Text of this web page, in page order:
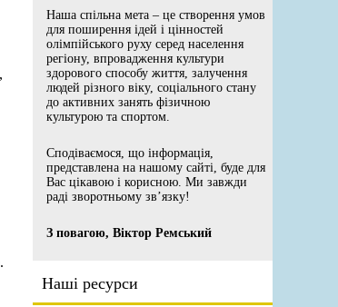
Наша спільна мета – це створення умов
для поширення ідей і цінностей
олімпійського руху серед населення
регіону, впровадження культури
здорового способу життя, залучення
людей різного віку, соціального стану
до активних занять фізичною
культурою та спортом.
Сподіваємося, що інформація,
представлена на нашому сайті, буде для
Вас цікавою і корисною. Ми завжди
раді зворотньому зв’язку!
З повагою, Віктор Ремський
Наші ресурси